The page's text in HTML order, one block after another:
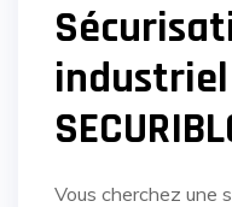
industriel
Vous cherchez une